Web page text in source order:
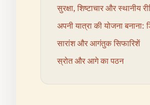
सुरक्षा, शिष्टाचार और स्थानीय
अपनी यात्रा की योजना
सारांश और आगंतुक सिफारिशें
स्रोत और आगे का पठन